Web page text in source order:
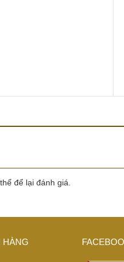
để lại đánh giá.
HÀNG